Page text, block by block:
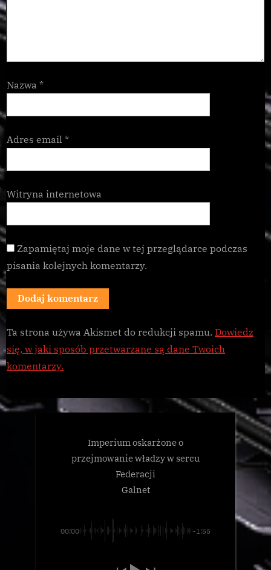
Nazwa *
Adres email *
Witryna internetowa
Zapamiętaj moje dane w tej przeglądarce podczas
pisania kolejnych komentarzy.
Ta strona używa Akismet do redukcji spamu. Dowiedz
się, w jaki sposób przetwarzane są dane Twoich
komentarzy.
Imperium oskarżone o
przejmowanie władzy w sercu
Federacji
Galnet
00:00 -1:55